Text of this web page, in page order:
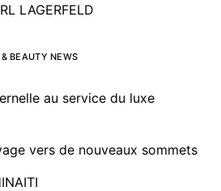
LAGERFELD
BEAUTY NEWS
au service du luxe
vers de nouveaux sommets